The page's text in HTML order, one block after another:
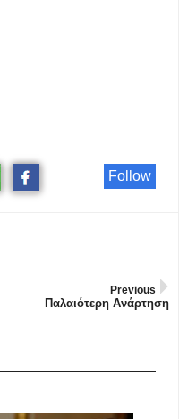
Follow
Previous
Παλαιότερη Ανάρτηση